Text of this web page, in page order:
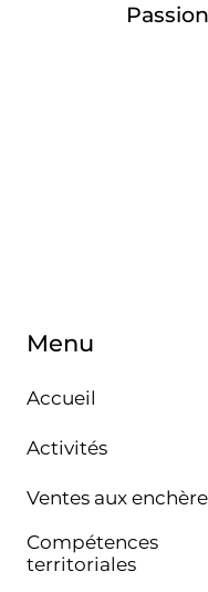
Menu
Accueil
Activités
Ventes aux
Compétences
territoriales